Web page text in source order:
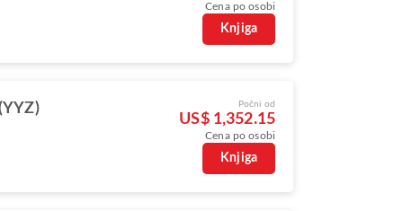
Cena po osobi
Knjiga
Počni od
US$ 1,352.15
Cena po osobi
Knjiga